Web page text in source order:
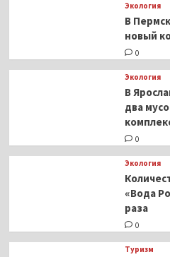
Экология
В
новый
0
Экология
В
два
0
Экология
«Вода
раза
0
Туризм